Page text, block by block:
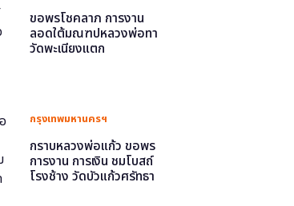
ขอพรโชคลาภ การงาน
ลอดใต้มณฑปหลวงพ่อทา
วัดพะเนียงแตก
กรุงเทพมหานครฯ
กราบหลวงพ่อแก้ว ขอพร
การงาน การเงิน ชมโบสถ์
โรงช้าง วัดบัวแก้วศรัทธา